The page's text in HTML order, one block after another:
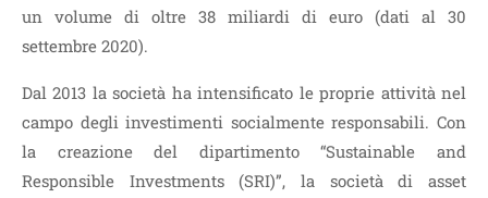
un volume di oltre 38 miliardi di euro (dati al 30
settembre 2020).
Dal 2013 la società ha intensificato le proprie attività nel
campo degli investimenti socialmente responsabili. Con
la creazione del dipartimento “Sustainable and
Responsible Investments (SRI)”, la società di asset